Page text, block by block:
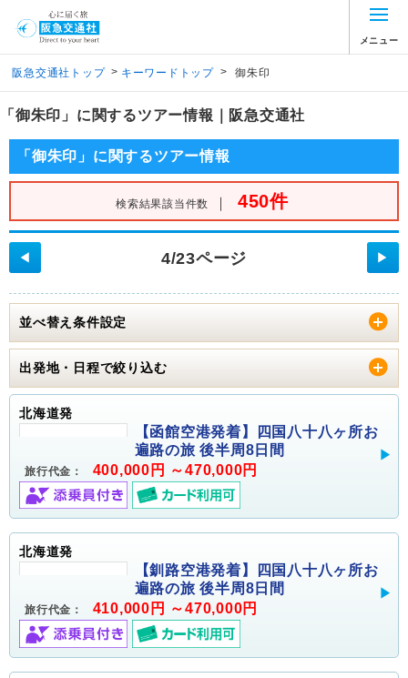
メニュー
阪急交通社トップ > キーワードトップ > 御朱印
「御朱印」に関するツアー情報｜阪急交通社
「御朱印」に関するツアー情報
検索結果該当件数 ｜ 450件
4/23ページ
◀ ▶
並べ替え条件設定
出発地・日程で絞り込む
北海道発
【函館空港発着】四国八十八ヶ所お
遍路の旅 後半周8日間
旅行代金： 400,000円 ～470,000円
北海道発
【釧路空港発着】四国八十八ヶ所お
遍路の旅 後半周8日間
旅行代金： 410,000円 ～470,000円